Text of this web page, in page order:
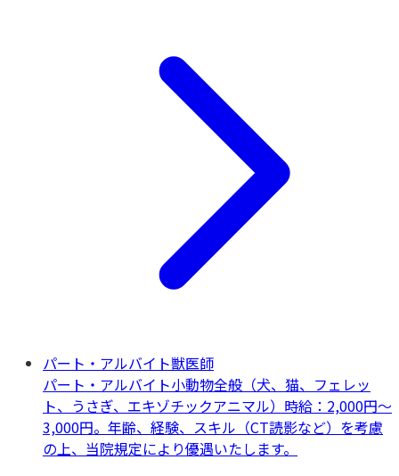
パート・アルバイト獣医師
パート・アルバイト小動物全般（犬、猫、フェレッ
ト、うさぎ、エキゾチックアニマル） 時給：2,000円〜
3,000円。年齢、経験、スキル（CT読影など）を考慮
の上、当院規定により優遇いたします。